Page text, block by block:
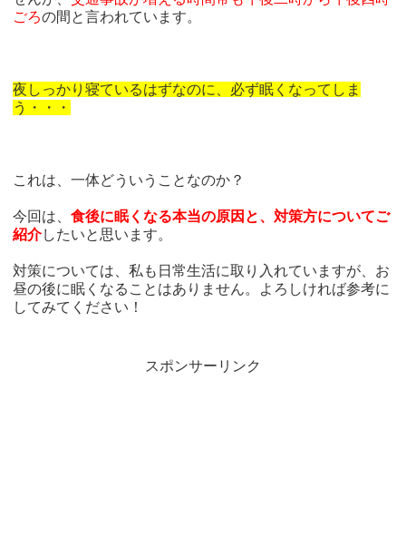
ごろの間と言われています。
夜しっかり寝ているはずなのに、必ず眠くなってしま
う・・・
これは、一体どういうことなのか？
今回は、食後に眠くなる本当の原因と、対策方についてご
紹介したいと思います。
対策については、私も日常生活に取り入れていますが、お
昼の後に眠くなることはありません。よろしければ参考に
してみてください！
スポンサーリンク